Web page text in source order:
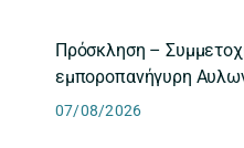
Πρόσκληση –
εμποροπανήγυρη
07/08/2026